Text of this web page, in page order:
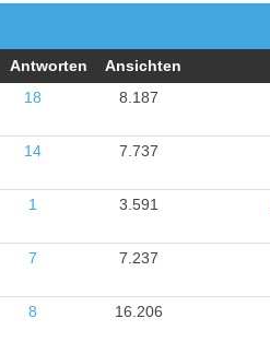
Antworten Ansichten
18 8.187
14 7.737
1 3.591
7 7.237
8 16.206